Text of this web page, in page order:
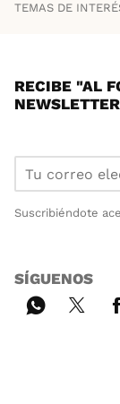
TEMAS DE
RECIBE "AL
Suscribiéndote
SÍGUENOS